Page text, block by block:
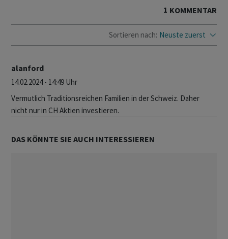
1 KOMMENTAR
Sortieren nach: Neuste zuerst
alanford
14.02.2024 - 14:49 Uhr
Vermutlich Traditionsreichen Familien in der Schweiz. Daher
nicht nur in CH Aktien investieren.
DAS KÖNNTE SIE AUCH INTERESSIEREN